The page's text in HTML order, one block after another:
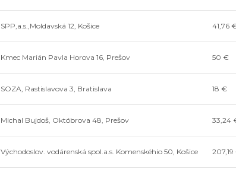
SPP,a.s.,Moldavská 12, Košice 41,76
Kmec Marián Pavla Horova 16, Prešov 50 €
SOZA, Rastislavova 3, Bratislava 18 €
Michal Bujdoš, Októbrova 48, Prešov 33,24
Východoslov. vodárenská spol.a.s. Komenskéhio 50, Košice